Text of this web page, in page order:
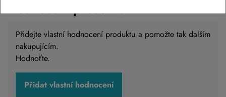
Do košíku
Hodnocení produktu
Přidejte vlastní hodnocení produktu a pomožte tak dalším
nakupujícím.
Hodnoťte.
Přidat vlastní hodnocení